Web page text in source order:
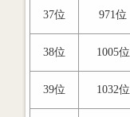
37位 971位
38位 1005位
39位 1032位